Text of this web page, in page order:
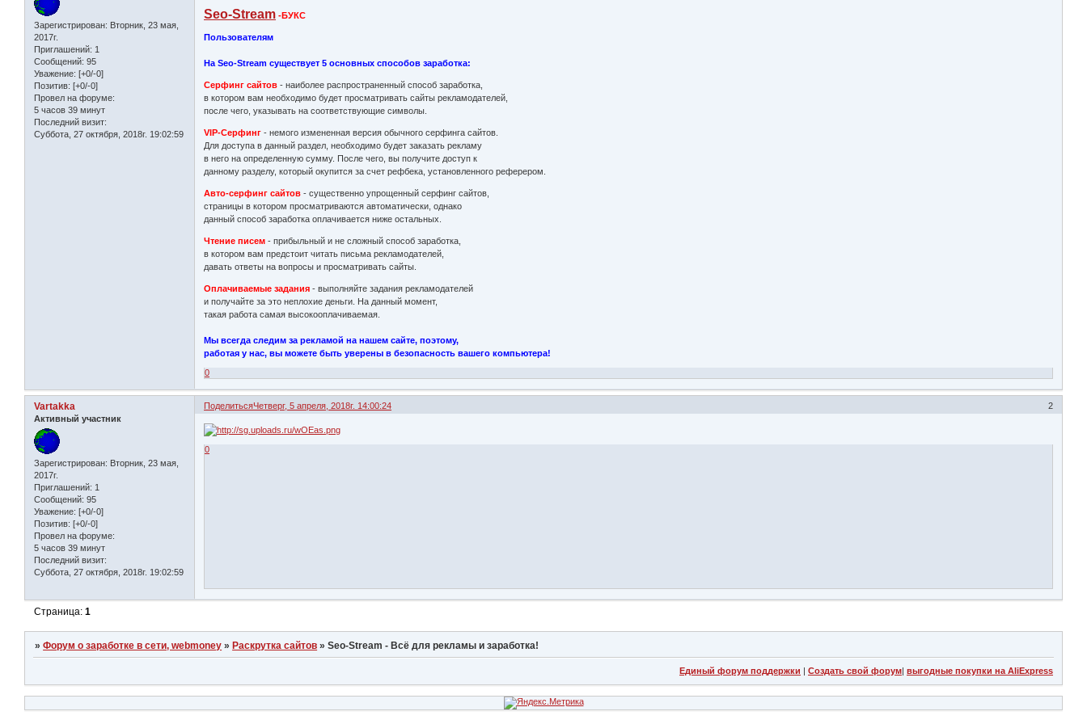
Зарегистрирован: Вторник, 23 мая,
2017г.
Приглашений: 1
Сообщений: 95
Уважение: [+0/-0]
Позитив: [+0/-0]
Провел на форуме:
5 часов 39 минут
Последний визит:
Суббота, 27 октября, 2018г. 19:02:59
Seo-Stream -БУКС
Пользователям
На Seo-Stream существует 5 основных способов заработка:
Серфинг сайтов - наиболее распространенный способ заработка,
в котором вам необходимо будет просматривать сайты рекламодателей,
после чего, указывать на соответствующие символы.
VIP-Серфинг - немого измененная версия обычного серфинга сайтов.
Для доступа в данный раздел, необходимо будет заказать рекламу
в него на определенную сумму. После чего, вы получите доступ к
данному разделу, который окупится за счет рефбека, установленного реферером.
Авто-серфинг сайтов - существенно упрощенный серфинг сайтов,
страницы в котором просматриваются автоматически, однако
данный способ заработка оплачивается ниже остальных.
Чтение писем - прибыльный и не сложный способ заработка,
в котором вам предстоит читать письма рекламодателей,
давать ответы на вопросы и просматривать сайты.
Оплачиваемые задания - выполняйте задания рекламодателей
и получайте за это неплохие деньги. На данный момент,
такая работа самая высокооплачиваемая.
Мы всегда следим за рекламой на нашем сайте, поэтому,
работая у нас, вы можете быть уверены в безопасность вашего компьютера!
0
Поделиться 2
Четверг, 5 апреля, 2018г. 14:00:24
Vartakka
Активный участник
Зарегистрирован: Вторник, 23 мая,
2017г.
Приглашений: 1
Сообщений: 95
Уважение: [+0/-0]
Позитив: [+0/-0]
Провел на форуме:
5 часов 39 минут
Последний визит:
Суббота, 27 октября, 2018г. 19:02:59
0
Страница:1
»Форум о заработке в сети, webmoney »Раскрутка сайтов »Seo-Stream - Всё для рекламы и заработка!
Единый форум поддержки | Создать свой форум| выгодные покупки на AliExpress